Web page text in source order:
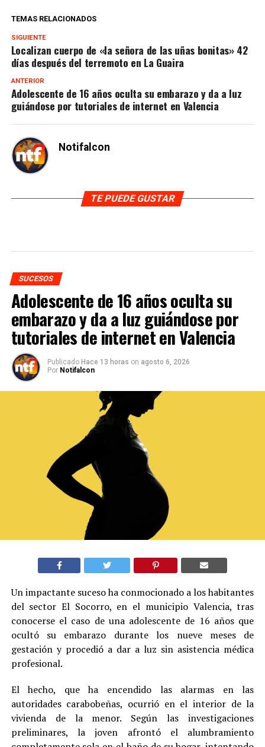
TEMAS RELACIONADOS
SIGUIENTE
Localizan cuerpo de «la señora de las uñas bonitas» 42
días después del terremoto en La Guaira
ANTERIOR
Adolescente de 16 años oculta su embarazo y da a luz
guiándose por tutoriales de internet en Valencia
Notifalcon
TE PUEDE GUSTAR
SUCESOS
Adolescente de 16 años oculta su
embarazo y da a luz guiándose por
tutoriales de internet en Valencia
Publicado Hace 13 horas on agosto 6, 2026
Por Notifalcon
Un impactante suceso ha conmocionado a los habitantes
del sector El Socorro, en el municipio Valencia, tras
conocerse el caso de una adolescente de 16 años que
ocultó su embarazo durante los nueve meses de
gestación y procedió a dar a luz sin asistencia médica
profesional.
El hecho, que ha encendido las alarmas en las
autoridades carabobeñas, ocurrió en el interior de la
vivienda de la menor. Según las investigaciones
preliminares, la joven afrontó el alumbramiento